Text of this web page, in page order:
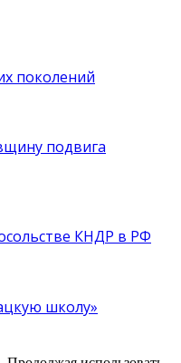
поколений
подвига
КНДР в РФ
школу»